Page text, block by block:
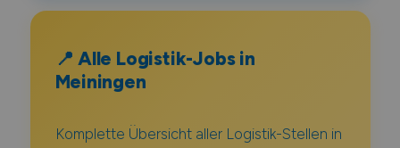
📍 Alle Logistik-Jobs in
Meiningen
Komplette Übersicht aller Logistik-Stellen in